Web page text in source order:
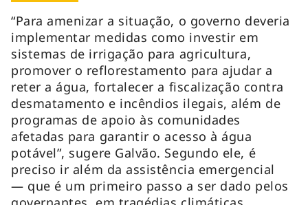
“Para amenizar a situação, o governo deveria
implementar medidas como investir em
sistemas de irrigação para agricultura,
promover o reflorestamento para ajudar a
reter a água, fortalecer a fiscalização contra
desmatamento e incêndios ilegais, além de
programas de apoio às comunidades
afetadas para garantir o acesso à água
potável”, sugere Galvão. Segundo ele, é
preciso ir além da assistência emergencial
— que é um primeiro passo a ser dado pelos